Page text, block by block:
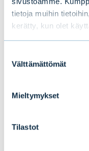
tietoja muihin
kerätty, kun olet
valinta
Välttämättömät
Mieltymykset
Tilastot